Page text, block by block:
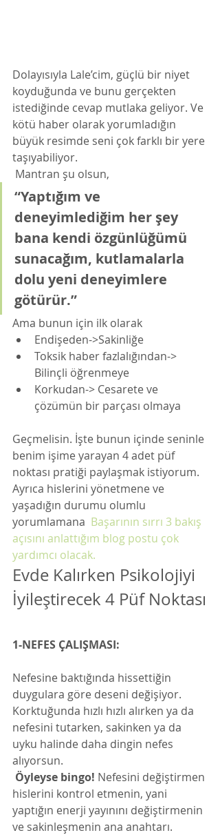
Dolayısıyla Lale’cim, güçlü bir niyet
koyduğunda ve bunu gerçekten
istediğinde cevap mutlaka geliyor. Ve
kötü haber olarak yorumladığın
büyük resimde seni çok farklı bir yere
taşıyabiliyor.
Mantran şu olsun,
“Yaptığım ve
deneyimlediğim her şey
bana kendi özgünlüğümü
sunacağım, kutlamalarla
dolu yeni deneyimlere
götürür.”
Ama bunun için ilk olarak
Endişeden->Sakinliğe
Toksik haber fazlalığından->
Bilinçli öğrenmeye
Korkudan-> Cesarete ve
çözümün bir parçası olmaya
Geçmelisin. İşte bunun içinde seninle
benim işime yarayan 4 adet püf
noktası pratiği paylaşmak istiyorum.
Ayrıca hislerini yönetmene ve
yaşadığın durumu olumlu
yorumlamana Başarının sırrı 3 bakış
açısını anlattığım blog postu çok
yardımcı olacak.
Evde Kalırken Psikolojiyi
İyileştirecek 4 Püf Noktası
1-NEFES ÇALIŞMASI:
Nefesine baktığında hissettiğin
duygulara göre deseni değişiyor.
Korktuğunda hızlı hızlı alırken ya da
nefesini tutarken, sakinken ya da
uyku halinde daha dingin nefes
alıyorsun.
Öyleyse bingo! Nefesini değiştirmen
hislerini kontrol etmenin, yani
yaptığın enerji yayınını değiştirmenin
ve sakinleşmenin ana anahtarı.